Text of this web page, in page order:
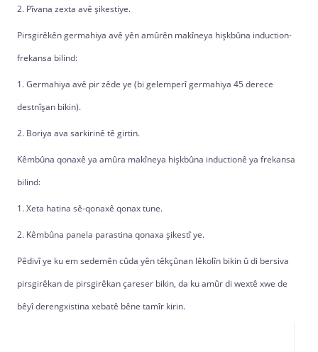
2. Pîvana zexta avê şikestiye.
Pirsgirêkên germahiya avê yên amûrên makîneya hişkbûna induction-
frekansa bilind:
1. Germahiya avê pir zêde ye (bi gelemperî germahiya 45 derece
destnîşan bikin).
2. Boriya ava sarkirinê tê girtin.
Kêmbûna qonaxê ya amûra makîneya hişkbûna inductionê ya frekansa
bilind:
1. Xeta hatina sê-qonaxê qonax tune.
2. Kêmbûna panela parastina qonaxa şikestî ye.
Pêdivî ye ku em sedemên cûda yên têkçûnan lêkolîn bikin û di bersiva
pirsgirêkan de pirsgirêkan çareser bikin, da ku amûr di wextê xwe de
bêyî derengxistina xebatê bêne tamîr kirin.